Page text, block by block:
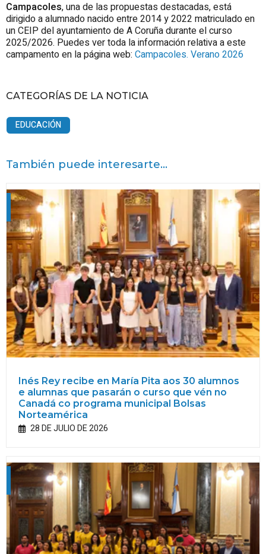
Campacoles, una de las propuestas destacadas, está
dirigido a alumnado nacido entre 2014 y 2022 matriculado en
un CEIP del ayuntamiento de A Coruña durante el curso
2025/2026. Puedes ver toda la información relativa a este
campamento en la página web: Campacoles. Verano 2026
CATEGORÍAS DE LA NOTICIA
EDUCACIÓN
También puede interesarte...
Inés Rey recibe en María Pita aos 30 alumnos
e alumnas que pasarán o curso que vén no
Canadá co programa municipal Bolsas
Norteamérica
28 DE JULIO DE 2026